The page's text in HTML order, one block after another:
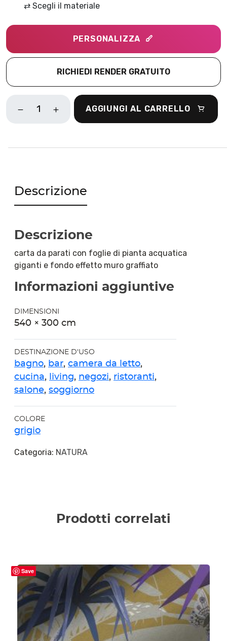
⇄ Scegli il materiale
PERSONALIZZA
RICHIEDI RENDER GRATUITO
FIORI
AGGIUNGI AL CARRELLO
Descrizione
Descrizione
carta da parati con foglie di pianta acquatica
giganti e fondo effetto muro graffiato
Informazioni aggiuntive
DIMENSIONI
540 × 300 cm
DESTINAZIONE D'USO
bagno, bar, camera da letto,
cucina, living, negozi, ristoranti,
salone, soggiorno
COLORE
grigio
Categoria: NATURA
Prodotti correlati
Save